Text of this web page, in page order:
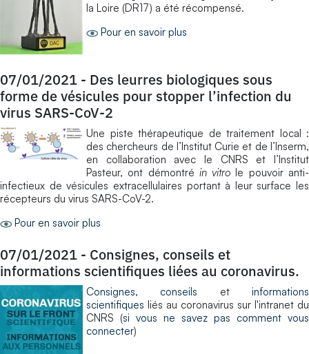
la Loire (DR17) a été récompensé.
Pour en savoir plus
07/01/2021 - Des leurres biologiques sous
forme de vésicules pour stopper l’infection du
virus SARS-CoV-2
Une piste thérapeutique de traitement local :
des chercheurs de l’Institut Curie et de l’Inserm,
en collaboration avec le CNRS et l’Institut
Pasteur, ont démontré in vitro le pouvoir anti-
infectieux de vésicules extracellulaires portant à leur surface les
récepteurs du virus SARS-CoV-2.
Pour en savoir plus
07/01/2021 - Consignes, conseils et
informations scientifiques liées au coronavirus.
Consignes, conseils etinformations
scientifiques liés au coronavirus sur l'intranet du
CNRS (si vous ne savez pas comment vous
connecter)